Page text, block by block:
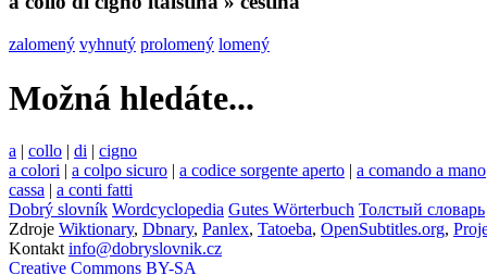
zalomený vyhnutý prolomený lomený
Možná hledáte...
a | collo | di | cigno
a colori | a colpo sicuro | a codice sorgente aperto | a comando a mano
cassa | a conti fatti
Dobrý slovník Wordcyclopedia Gutes Wörterbuch Толстый словарь
Zdroje Wiktionary, Dbnary, Panlex, Tatoeba, OpenSubtitles.org,
Kontakt info@dobryslovnik.cz
Creative Commons BY-SA